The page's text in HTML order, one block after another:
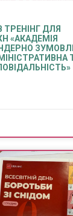
ТРЕНІНГ ДЛЯ
«АКАДЕМІЯ